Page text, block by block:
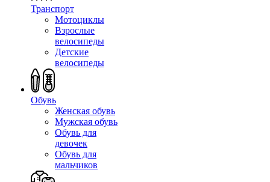
Транспорт
Мотоциклы
Взрослые
велосипеды
Детские
велосипеды
Обувь
Женская обувь
Мужская обувь
Обувь для
девочек
Обувь для
мальчиков